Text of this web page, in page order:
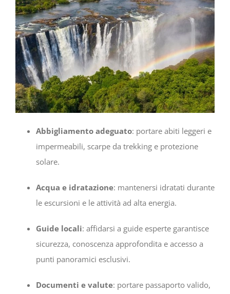
Abbigliamento adeguato: portare abiti leggeri e
impermeabili, scarpe da trekking e protezione
solare.
Acqua e idratazione: mantenersi idratati durante
le escursioni e le attività ad alta energia.
Guide locali: affidarsi a guide esperte garantisce
sicurezza, conoscenza approfondita e accesso a
punti panoramici esclusivi.
Documenti e valute: portare passaporto valido,